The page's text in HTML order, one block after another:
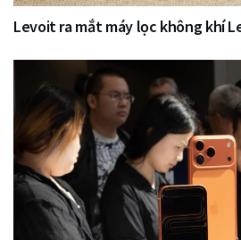
Levoit ra mắt máy lọc không khí